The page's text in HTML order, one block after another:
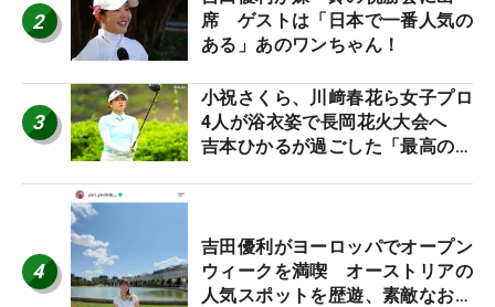
2
席 ゲストは「日本で一番人気の
ある」あのワンちゃん！
3
小祝さくら、川﨑春花ら女子プロ
4人が浴衣姿で長岡花火大会へ
吉本ひかるが過ごした「最高の夏
4
吉田優利がヨーロッパでオープン
ウィークを満喫 オーストリアの
人気スポットを歴遊、素敵なお土